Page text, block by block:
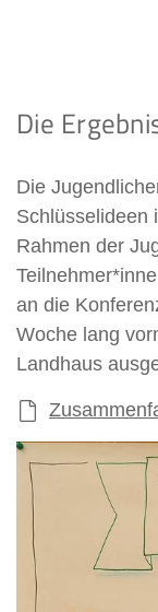
Die
Die
Schlüsselideen
Rahmen der
an die
Woche lang
Landhaus